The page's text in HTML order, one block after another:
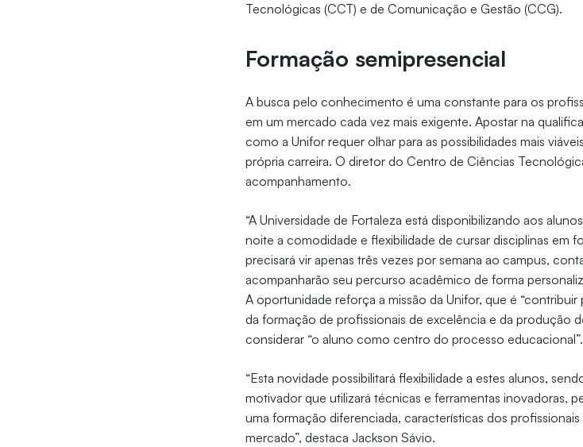
Tecnológicas (CCT) e de Comunicação e Gestão (CCG).
Formação semipresencial
A busca pelo conhecimento é uma constante para os
em um mercado cada vez mais exigente. Apostar na
como a Unifor requer olhar para as possibilidades mais
própria carreira. O diretor do Centro de Ciências
acompanhamento.
“A Universidade de Fortaleza está disponibilizando aos
noite a comodidade e flexibilidade de cursar disciplinas em
precisará vir apenas três vezes por semana ao campus,
acompanharão seu percurso acadêmico de forma
A oportunidade reforça a missão da Unifor, que é
da formação de profissionais de excelência e da produção
considerar “o aluno como centro do processo educacional”.
“Esta novidade possibilitará flexibilidade a estes alunos,
motivador que utilizará técnicas e ferramentas inovadoras,
uma formação diferenciada, características dos
mercado”, destaca Jackson Sávio.